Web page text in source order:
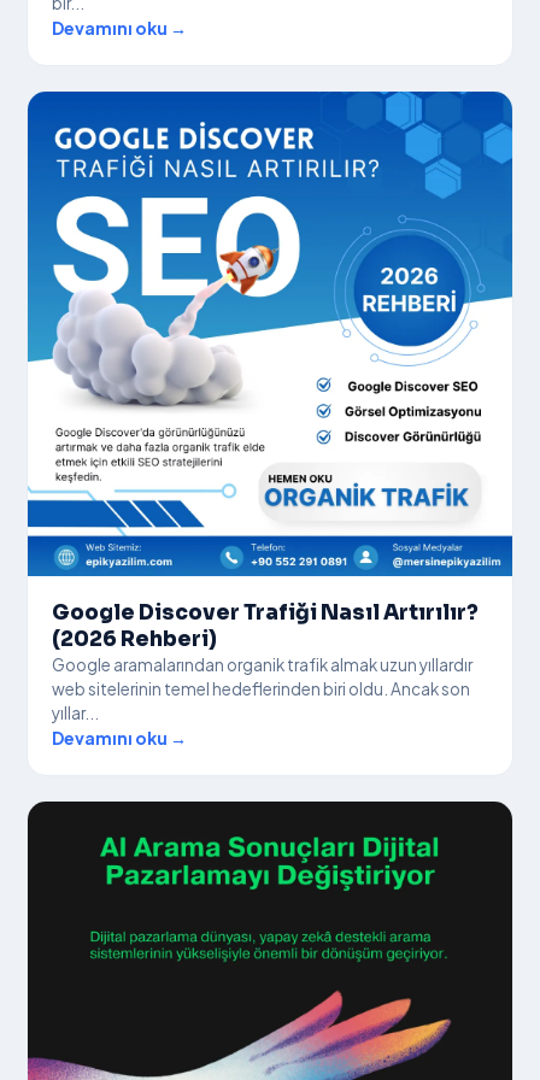
İletişim
Devamını oku →
Google Discover Trafiği Nasıl Artırılır?
(2026 Rehberi)
Google aramalarından organik trafik almak uzun yıllardır
web sitelerinin temel hedeflerinden biri oldu. Ancak son
yıllar...
Devamını oku →